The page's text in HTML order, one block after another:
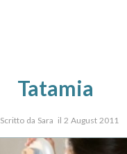
Tatamia
Scritto da Sara il 2 August 2011